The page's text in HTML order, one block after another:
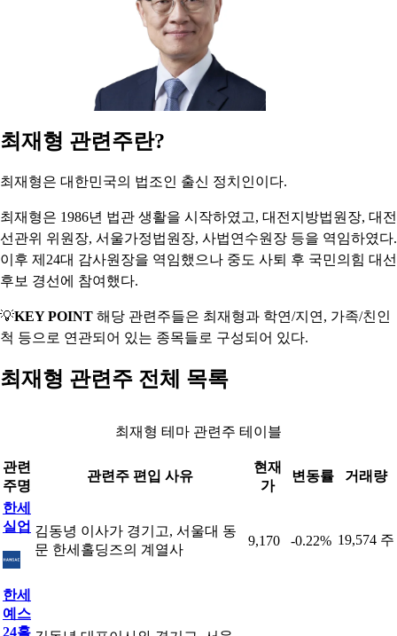
최재형 관련주란?
최재형은 대한민국의 법조인 출신 정치인이다.
최재형은 1986년 법관 생활을 시작하였고, 대전지방법원장, 대전
선관위 위원장, 서울가정법원장, 사법연수원장 등을 역임하였다.
이후 제24대 감사원장을 역임했으나 중도 사퇴 후 국민의힘 대선
후보 경선에 참여했다.
💡KEY POINT 해당 관련주들은 최재형과 학연/지연, 가족/친인
척 등으로 연관되어 있는 종목들로 구성되어 있다.
최재형 관련주 전체 목록
최재형 테마 관련주 테이블
관련
주명
관련주 편입 사유
현재
가
변동률 거래량
한세
실업 김동녕 이사가 경기고, 서울대 동
문 한세홀딩즈의 계열사
9,170 -0.22% 19,574 주
한세
예스
24홀